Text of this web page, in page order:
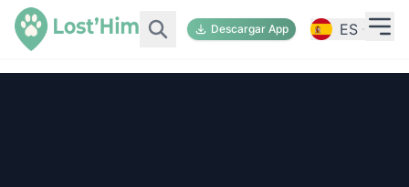
Descargar App ES